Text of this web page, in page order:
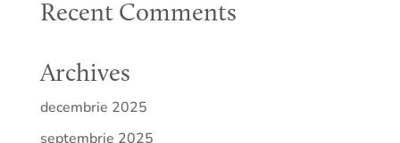
Recent Comments
Archives
decembrie 2025
septembrie 2025